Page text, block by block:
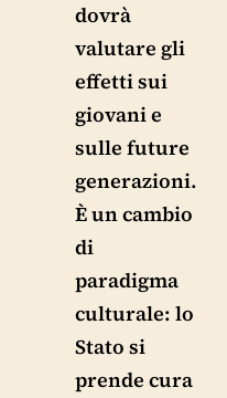
dovrà
valutare gli
effetti sui
giovani e
sulle future
generazioni.
È un cambio
di
paradigma
culturale: lo
Stato si
prende cura